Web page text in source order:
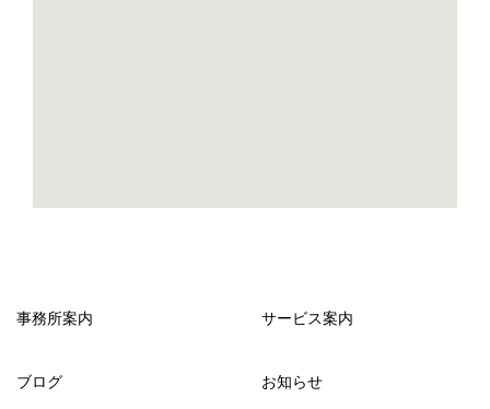
事務所案内 サービス案内
ブログ お知らせ